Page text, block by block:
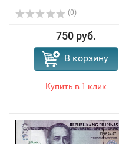
(0)
750 руб.
В корзину